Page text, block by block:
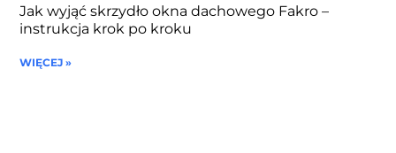
Jak wyjąć skrzydło okna dachowego Fakro –
instrukcja krok po kroku
WIĘCEJ »